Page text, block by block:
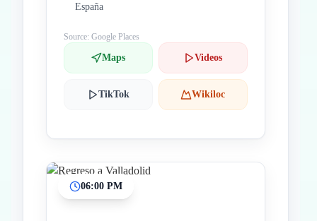
España
Source: Google Places
Maps Videos
TikTok Wikiloc
06:00 PM